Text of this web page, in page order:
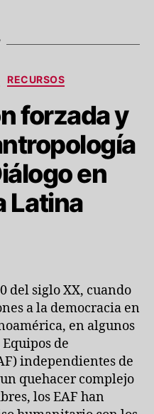
RECURSOS
forzada y
en
Latina
del siglo XX, cuando
a la democracia en
en algunos
de
independientes de
quehacer complejo
los EAF han